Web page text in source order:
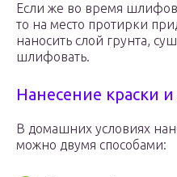
Если же во время
то на место протирки
наносить слой грунта,
шлифовать.
Нанесение краски и
В домашних условиях
можно двумя способами: